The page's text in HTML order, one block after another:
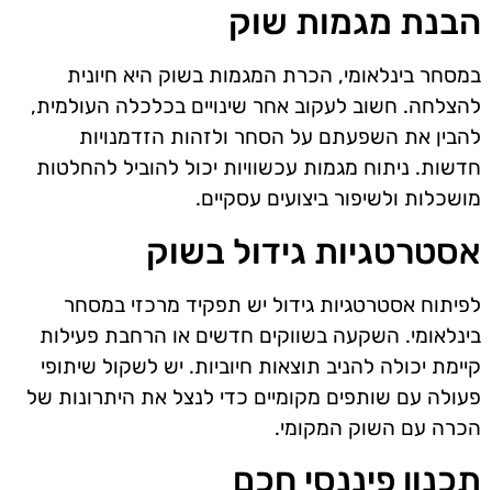
הבנת מגמות שוק
במסחר בינלאומי, הכרת המגמות בשוק היא חיונית
להצלחה. חשוב לעקוב אחר שינויים בכלכלה העולמית,
להבין את השפעתם על הסחר ולזהות הזדמנויות
חדשות. ניתוח מגמות עכשוויות יכול להוביל להחלטות
מושכלות ולשיפור ביצועים עסקיים.
אסטרטגיות גידול בשוק
לפיתוח אסטרטגיות גידול יש תפקיד מרכזי במסחר
בינלאומי. השקעה בשווקים חדשים או הרחבת פעילות
קיימת יכולה להניב תוצאות חיוביות. יש לשקול שיתופי
פעולה עם שותפים מקומיים כדי לנצל את היתרונות של
הכרה עם השוק המקומי.
תכנון פיננסי חכם